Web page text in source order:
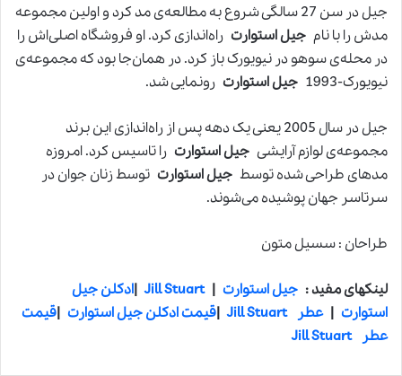
جیل در سن 27 سالگی شروع به مطالعه‌ی مد کرد و اولین مجموعه
مدش را با نام جیل استوارت راه‌اندازی کرد. او فروشگاه اصلی‌اش را
در محله‌ی سوهو در نیویورک باز کرد. در همان‌جا بود که مجموعه‌ی
نیویورک-1993
جیل استوارت رونمایی شد.
جیل در سال 2005 یعنی یک دهه پس از راه‌اندازی این برند
مجموعه‌ی لوازم آرایشی جیل استوارت را تاسیس کرد. امروزه
مدهای طراحی شده توسط جیل استوارت توسط زنان جوان در
سرتاسر جهان پوشیده می‌شوند.
طراحان : سسیل متون
لینکهای مفید : جیل استوارت |
Jill Stuart
|ادکلن جیل
استوارت |عطر Jill Stuart |قیمت ادکلن جیل استوارت |قیمت
عطر Jill Stuart